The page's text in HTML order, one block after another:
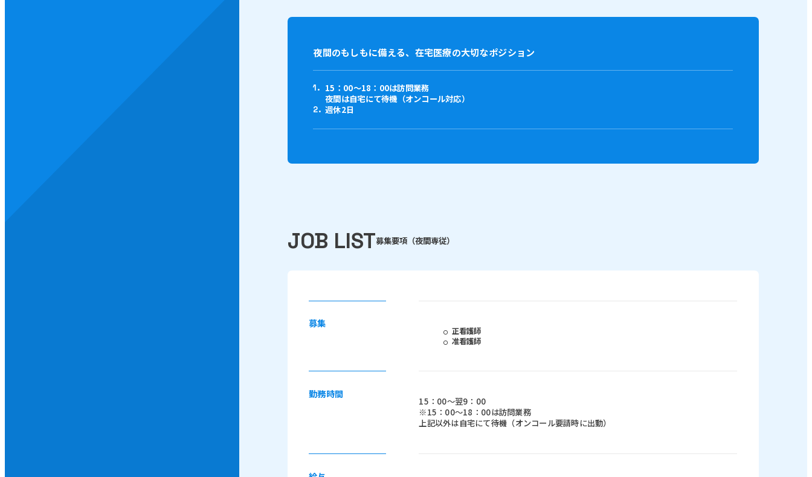
夜間のもしもに備える、在宅医療の大切なポジション
15：00～18：00は訪問業務
夜間は自宅にて待機（オンコール対応）
週休2日
JOB LIST募集要項（夜間専従）
募集
正看護師
准看護師
勤務時間
15：00～翌9：00
※15：00～18：00は訪問業務
上記以外は自宅にて待機（オンコール要請時に出動）